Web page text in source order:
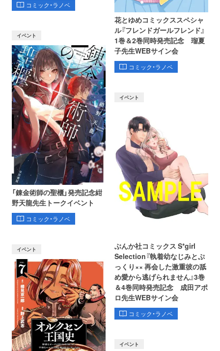
コミック・ラノベ
花とゆめコミックススペシャ
ル『フレンドガールフレンド』
1巻＆2巻同時発売記念 瑠夏
子先生WEBサイン会
コミック・ラノベ
イベント
「錬金術師の聖櫃」発売記念紺
野天龍先生トークイベント
コミック・ラノベ
イベント
ぶんか社コミックス S*girl
Selection『執着幼なじみとぷ
っくり×× 再会した激重彼の舐
め愛から逃げられません』3巻
＆4巻同時発売記念 成田アポ
ロ先生WEBサイン会
コミック・ラノベ
イベント
イベント